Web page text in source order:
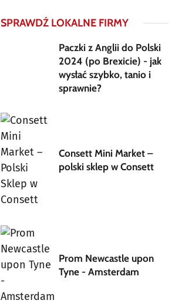
SPRAWDŹ LOKALNE FIRMY
Paczki z Anglii do Polski
2024 (po Brexicie) - jak
wysłać szybko, tanio i
sprawnie?
Consett Mini Market –
polski sklep w Consett
Prom Newcastle upon
Tyne - Amsterdam